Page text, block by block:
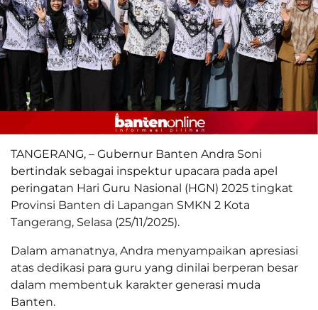
TANGERANG, – Gubernur Banten Andra Soni
bertindak sebagai inspektur upacara pada apel
peringatan Hari Guru Nasional (HGN) 2025 tingkat
Provinsi Banten di Lapangan SMKN 2 Kota
Tangerang, Selasa (25/11/2025).
Dalam amanatnya, Andra menyampaikan apresiasi
atas dedikasi para guru yang dinilai berperan besar
dalam membentuk karakter generasi muda
Banten.